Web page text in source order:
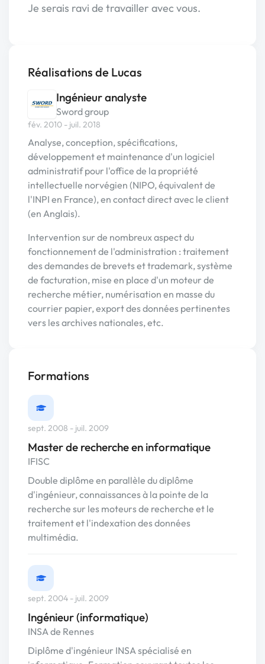
Je serais ravi de travailler avec vous.
Réalisations de Lucas
Ingénieur analyste
Sword group
fév. 2010 - juil. 2018
Analyse, conception, spécifications,
développement et maintenance d'un logiciel
administratif pour l'office de la propriété
intellectuelle norvégien (NIPO, équivalent de
l'INPI en France), en contact direct avec le client
(en Anglais).
Intervention sur de nombreux aspect du
fonctionnement de l'administration : traitement
des demandes de brevets et trademark, système
de facturation, mise en place d'un moteur de
recherche métier, numérisation en masse du
courrier papier, export des données pertinentes
vers les archives nationales, etc.
Formations
sept. 2008 - juil. 2009
Master de recherche en informatique
IFISC
Double diplôme en parallèle du diplôme
d'ingénieur, connaissances à la pointe de la
recherche sur les moteurs de recherche et le
traitement et l'indexation des données
multimédia.
sept. 2004 - juil. 2009
Ingénieur (informatique)
INSA de Rennes
Diplôme d'ingénieur INSA spécialisé en